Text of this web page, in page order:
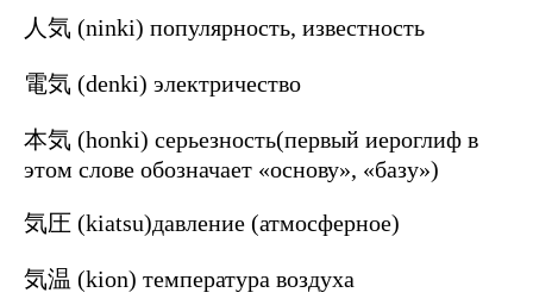
人気 (ninki) популярность, известность
電気 (denki) электричество
本気 (honki) серьезность(первый иероглиф в
этом слове обозначает «основу», «базу»)
気圧 (kiatsu)давление (атмосферное)
気温 (kion) температура воздуха